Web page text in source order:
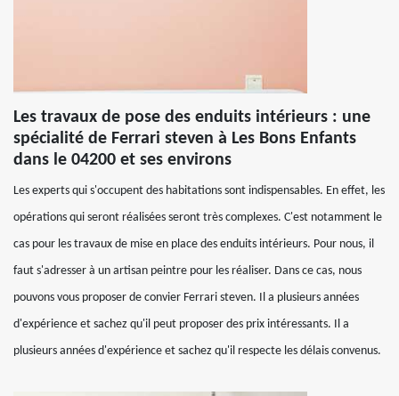
Les travaux de pose des enduits intérieurs : une
spécialité de Ferrari steven à Les Bons Enfants
dans le 04200 et ses environs
Les experts qui s'occupent des habitations sont indispensables. En effet, les
opérations qui seront réalisées seront très complexes. C'est notamment le
cas pour les travaux de mise en place des enduits intérieurs. Pour nous, il
faut s'adresser à un artisan peintre pour les réaliser. Dans ce cas, nous
pouvons vous proposer de convier Ferrari steven. Il a plusieurs années
d'expérience et sachez qu'il peut proposer des prix intéressants. Il a
plusieurs années d'expérience et sachez qu'il respecte les délais convenus.